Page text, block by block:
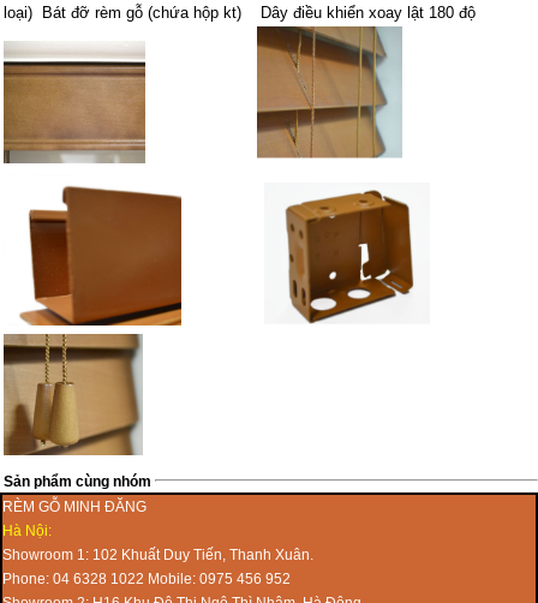
loại) Bát đỡ rèm gỗ (chứa hộp kt) Dây điều khiển xoay lật 180 độ
Sản phẩm cùng nhóm
RÈM GỖ MINH ĐĂNG
Hà Nội:
Showroom 1: 102 Khuất Duy Tiến, Thanh Xuân.
Phone: 04 6328 1022 Mobile: 0975 456 952